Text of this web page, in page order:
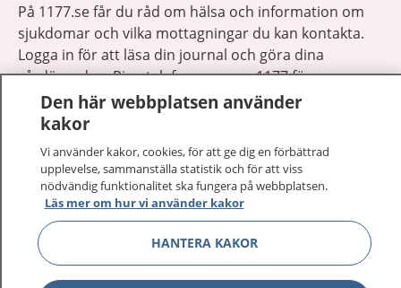
På 1177.se får du råd om hälsa och information om
sjukdomar och vilka mottagningar du kan kontakta.
Logga in för att läsa din journal och göra dina
vårdärenden. Ring telefonnummer 1177 för
sjukvårdsrådgivning dygnet runt.
1177 ger dig råd när du vill må bättre.
1177 på flera språk Visa
Visa
Den här webbplatsen använder
kakor
Vi använder kakor, cookies, för att ge dig en förbättrad
upplevelse, sammanställa statistik och för att viss
nödvändig funktionalitet ska fungera på webbplatsen.
Läs mer om hur vi använder kakor
HANTERA KAKOR